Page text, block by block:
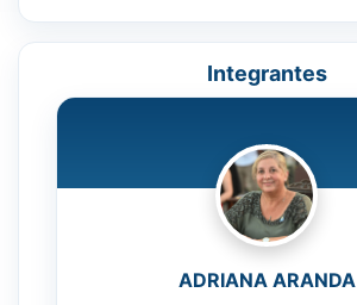
Integrantes
ADRIANA ARANDA